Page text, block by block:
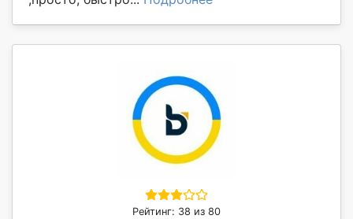
Рейтинг: 38 из 80